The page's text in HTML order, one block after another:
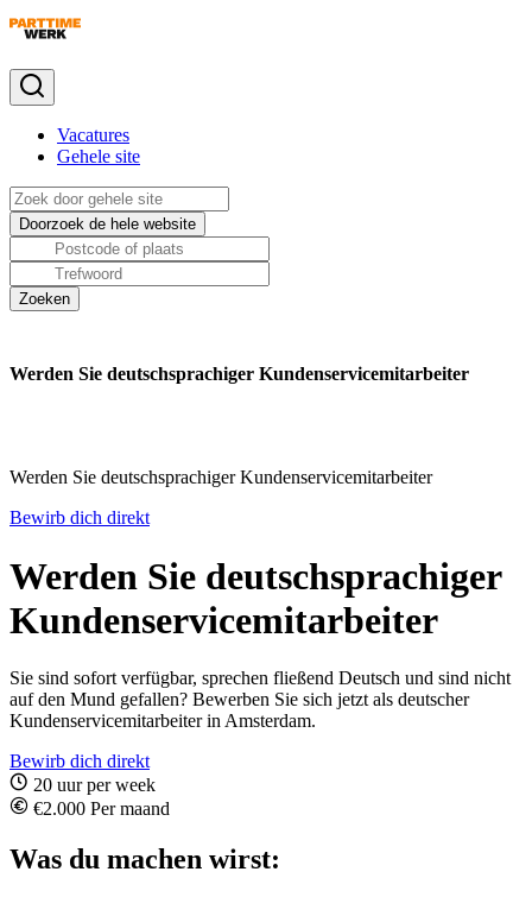
Vacatures
Gehele site
Werden Sie deutschsprachiger Kundenservicemitarbeiter
Werden Sie deutschsprachiger Kundenservicemitarbeiter
Bewirb dich direkt
Werden Sie deutschsprachiger
Kundenservicemitarbeiter
Sie sind sofort verfügbar, sprechen fließend Deutsch und sind nicht
auf den Mund gefallen? Bewerben Sie sich jetzt als deutscher
Kundenservicemitarbeiter in Amsterdam.
Bewirb dich direkt
20 uur per week
€2.000 Per maand
Was du machen wirst: